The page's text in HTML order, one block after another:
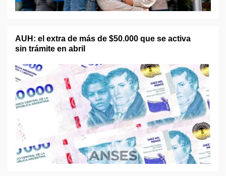
AUH: el extra de más de $50.000 que se activa
sin trámite en abril